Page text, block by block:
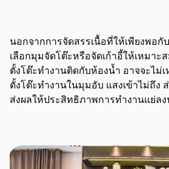
นอกจากการจัดสรรเนื้อที่ให้เพียงพอ
เลือกมุมจัดโต๊ะหรือจัดเก้าอี้ให้เหมา
ตั้งโต๊ะทำงานติดกับห้องน้ำ อาจจะไม่
ตั้งโต๊ะทำงานในมุมอับ แสงเข้าไม่ถึง
ส่งผลให้ประสิทธิภาพการทำงานแย่ลง